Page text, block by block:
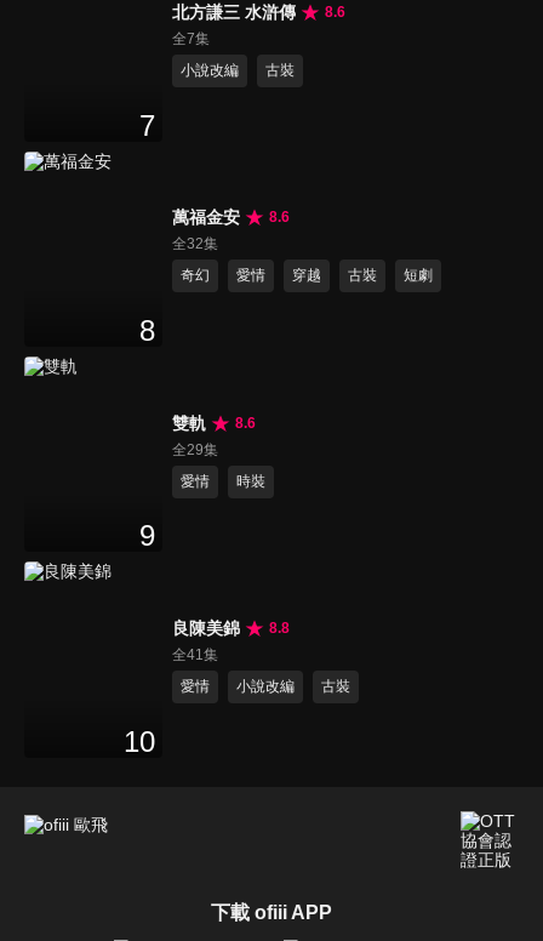
7
北方謙三 水滸傳
8.6
全7集
小說改編
古裝
8
萬福金安
8.6
全32集
奇幻
愛情 穿越 古裝 短劇
9
雙軌
8.6
全29集
愛情
時裝
10
良陳美錦
8.8
全41集
愛情
小說改編 古裝
下載 ofiii APP